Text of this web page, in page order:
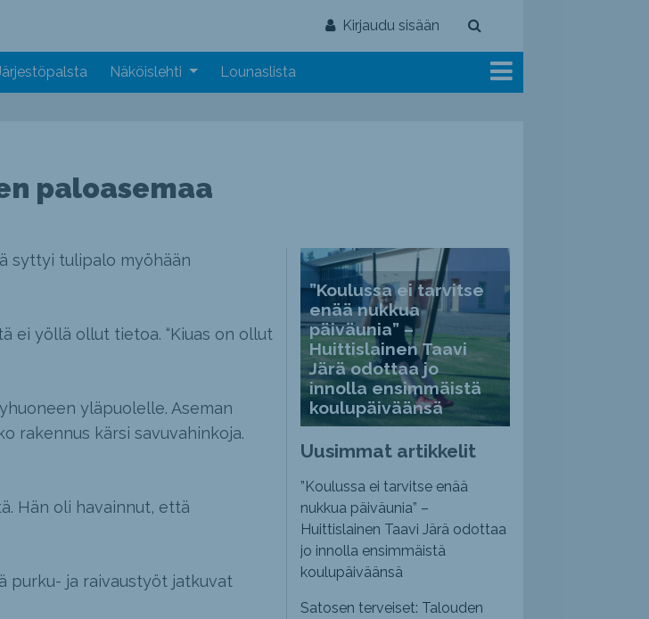
Kirjaudu sisään
Näköislehti Lounaslista
paloasemaa
syttyi tulipalo myöhään
ei yöllä ollut tietoa. “Kiuas on ollut
yläpuolelle. Aseman
rakennus kärsi savuvahinkoja.
Hän oli havainnut, että
purku- ja raivaustyöt jatkuvat
”Koulussa ei tarvitse
enää nukkua
päiväunia” –
Huittislainen Taavi
Järä odottaa jo
innolla ensimmäistä
koulupäiväänsä
Uusimmat artikkelit
”Koulussa ei tarvitse enää
nukkua päiväunia” –
Huittislainen Taavi Järä odottaa
jo innolla ensimmäistä
koulupäiväänsä
Satosen terveiset: Talouden